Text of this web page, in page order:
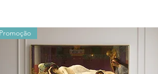
Promoção